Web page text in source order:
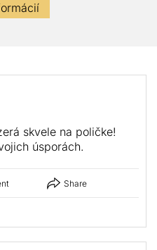
skvele na poličke!
úsporách.
Share